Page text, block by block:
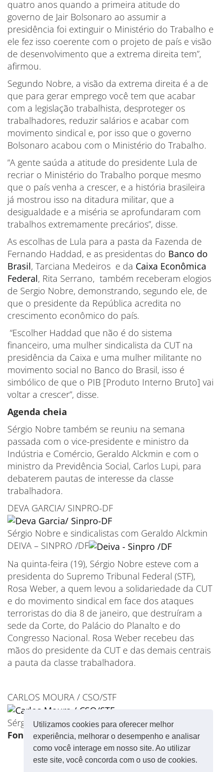
Utilizamos cookies para oferecer melhor
experiência, melhorar o desempenho e analisar
como você interage em nosso site. Ao utilizar
este site, você concorda com o uso de cookies.
quatro anos quando a primeira atitude do
governo de Jair Bolsonaro ao assumir a
presidência foi extinguir o Ministério do Trabalho e
ele fez isso coerente com o projeto de país e visão
de desenvolvimento que a extrema direita tem”,
afirmou.
Segundo Nobre, a visão da extrema direita é a de
que para gerar emprego você tem que acabar
com a legislação trabalhista, desproteger os
trabalhadores, reduzir salários e acabar com
movimento sindical e, por isso que o governo
Bolsonaro acabou com o Ministério do Trabalho.
“A gente saúda a atitude do presidente Lula de
recriar o Ministério do Trabalho porque mesmo
que o país venha a crescer, e a história brasileira
já mostrou isso na ditadura militar, que a
desigualdade e a miséria se aprofundaram com
trabalhos extremamente precários”, disse.
As escolhas de Lula para a pasta da Fazenda de
Fernando Haddad, e as presidentas do Banco do
Brasil, Tarciana Medeiros e da Caixa Econômica
Federal, Rita Serrano, também receberam elogios
de Sergio Nobre, demonstrando, segundo ele, de
que o presidente da República acredita no
crescimento econômico do país.
“Escolher Haddad que não é do sistema
financeiro, uma mulher sindicalista da CUT na
presidência da Caixa e uma mulher militante no
movimento social no Banco do Brasil, isso é
simbólico de que o PIB [Produto Interno Bruto] vai
voltar a crescer”, disse.
Agenda cheia
Sérgio Nobre também se reuniu na semana
passada com o vice-presidente e ministro da
Indústria e Comércio, Geraldo Alckmin e com o
ministro da Previdência Social, Carlos Lupi, para
debaterem pautas de interesse da classe
trabalhadora.
DEVA GARCIA/ SINPRO-DF
Sérgio Nobre e sindicalistas com Geraldo Alckmin
DEIVA – SINPRO /DF
Na quinta-feira (19), Sérgio Nobre esteve com a
presidenta do Supremo Tribunal Federal (STF),
Rosa Weber, a quem levou a solidariedade da CUT
e do movimento sindical em face dos ataques
terroristas do dia 8 de janeiro, que destruíram a
sede da Corte, do Palácio do Planalto e do
Congresso Nacional. Rosa Weber recebeu das
mãos do presidente da CUT e das demais centrais
a pauta da classe trabalhadora.
CARLOS MOURA / CSO/STF
Sérgio Nobre e sindicalistas com Rosa Weber
Fonte: CUT